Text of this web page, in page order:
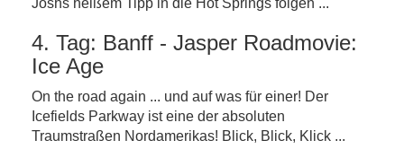
Joshs heißem Tipp in die Hot Springs folgen ...
4. Tag: Banff - Jasper Roadmovie:
Ice Age
On the road again ... und auf was für einer! Der
Icefields Parkway ist eine der absoluten
Traumstraßen Nordamerikas! Blick, Blick, Klick ...